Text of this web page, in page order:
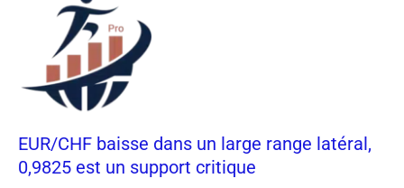
EUR/CHF baisse dans un large range latéral,
0,9825 est un support critique